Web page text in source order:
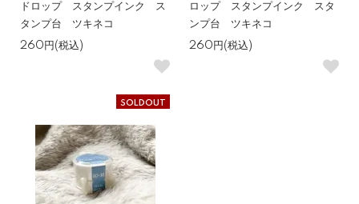
ドロップ スタンプインク ス
タンプ台 ツキネコ
260円(税込)
ロップ スタンプインク スタ
ンプ台 ツキネコ
260円(税込)
SOLDOUT